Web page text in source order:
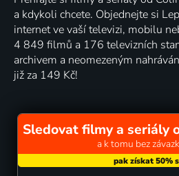
a kdykoli chcete. Objednejte si
internet ve vaší televizi, mobilu
4 849 filmů a 176 televizních
archivem a neomezeným
již za 149 Kč!
Sledovat filmy a seriály
a k tomu bez